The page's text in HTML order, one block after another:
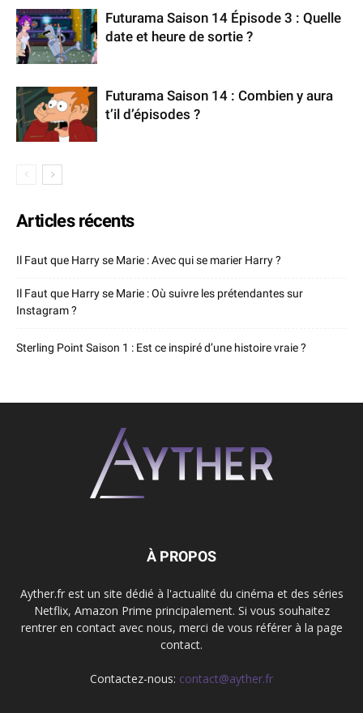
Futurama Saison 14 Épisode 3 : Quelle
date et heure de sortie ?
Futurama Saison 14 : Combien y aura
t’il d’épisodes ?
Articles récents
Il Faut que Harry se Marie : Avec qui se marier Harry ?
Il Faut que Harry se Marie : Où suivre les prétendantes sur
Instagram ?
Sterling Point Saison 1 : Est ce inspiré d’une histoire vraie ?
À PROPOS
Ayther.fr est un site dédié à l'actualité du cinéma et des séries
Netflix, Amazon Prime principalement. Si vous souhaitez
rentrer en contact avec nous, merci de vous référer à la page
contact.
Contactez-nous: contact@ayther.fr